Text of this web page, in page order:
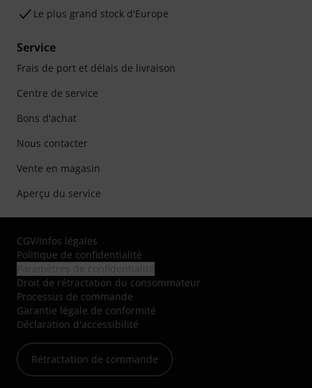
Le plus grand stock d'Europe
Service
Frais de port et délais de livraison
Centre de service
Bons d'achat
Nous contacter
Vente en magasin
Aperçu du service
CGV/Infos légales
Politique de confidentialité
Droit de rétractation du consommateur
Processus de commande
Garantie légale de conformité
Déclaration d'accessibilité
Rétractation de commande